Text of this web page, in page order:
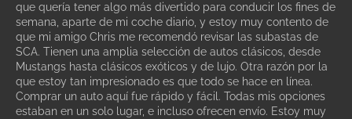
que quería tener algo más divertido para conducir los fines de
semana, aparte de mi coche diario, y estoy muy contento de
que mi amigo Chris me recomendó revisar las subastas de
SCA. Tienen una amplia selección de autos clásicos, desde
Mustangs hasta clásicos exóticos y de lujo. Otra razón por la
que estoy tan impresionado es que todo se hace en línea.
Comprar un auto aquí fue rápido y fácil. Todas mis opciones
estaban en un solo lugar, e incluso ofrecen envío. Estoy muy